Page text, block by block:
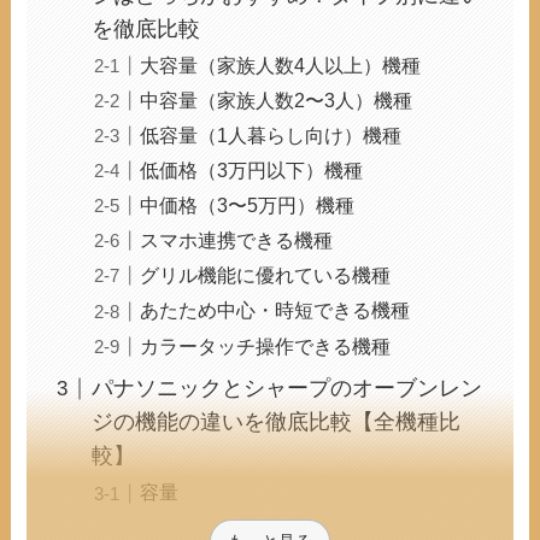
を徹底比較
大容量（家族人数4人以上）機種
中容量（家族人数2〜3人）機種
低容量（1人暮らし向け）機種
低価格（3万円以下）機種
中価格（3〜5万円）機種
スマホ連携できる機種
グリル機能に優れている機種
あたため中心・時短できる機種
カラータッチ操作できる機種
パナソニックとシャープのオーブンレン
ジの機能の違いを徹底比較【全機種比
較】
容量